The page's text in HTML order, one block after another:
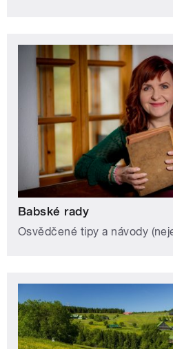
Babské rady
Osvědčené tipy a návody